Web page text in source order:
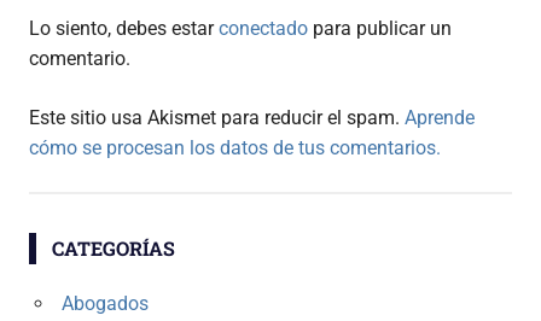
Lo siento, debes estarconectado para publicar un
comentario.
Este sitio usa Akismet para reducir el spam. Aprende
cómo se procesan los datos de tus comentarios.
CATEGORÍAS
Abogados